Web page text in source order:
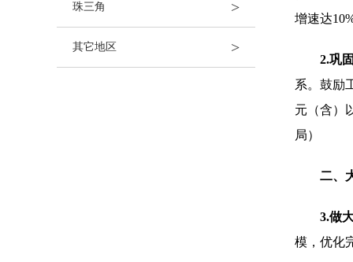
珠三角 >
其它地区 >
增速达
2.巩
系。鼓励
元（含）
局）
二、
3.做
模，优化